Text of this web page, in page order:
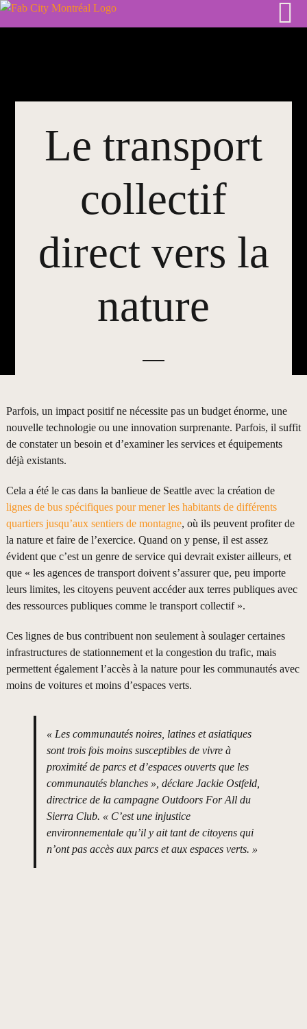
Skip
Le transport
collectif
direct vers la
nature
Parfois, un impact positif ne nécessite pas un budget énorme, une
nouvelle technologie ou une innovation surprenante. Parfois, il suffit
de constater un besoin et d’examiner les services et équipements
déjà existants.
Cela a été le cas dans la banlieue de Seattle avec la création de
lignes de bus spécifiques pour mener les habitants de différents
quartiers jusqu’aux sentiers de montagne, où ils peuvent profiter de
la nature et faire de l’exercice. Quand on y pense, il est assez
évident que c’est un genre de service qui devrait exister ailleurs, et
que « les agences de transport doivent s’assurer que, peu importe
leurs limites, les citoyens peuvent accéder aux terres publiques avec
des ressources publiques comme le transport collectif ».
Ces lignes de bus contribuent non seulement à soulager certaines
infrastructures de stationnement et la congestion du trafic, mais
permettent également l’accès à la nature pour les communautés avec
moins de voitures et moins d’espaces verts.
« Les communautés noires, latines et asiatiques
sont trois fois moins susceptibles de vivre à
proximité de parcs et d’espaces ouverts que les
communautés blanches », déclare Jackie Ostfeld,
directrice de la campagne Outdoors For All du
Sierra Club. « C’est une injustice
environnementale qu’il y ait tant de citoyens qui
n’ont pas accès aux parcs et aux espaces verts. »